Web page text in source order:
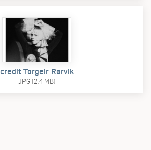
credit Torgeir Rørvik
JPG (2.4 MB)